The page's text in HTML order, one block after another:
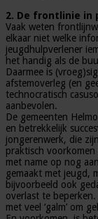
2. De frontlinie in
Vaak weten
elkaar niet welke
jeugdhulpverlener
het handig als de
Daarmee is
afstemoverleg (en
technocratisch
aanbevolen.
De gemeenten
en betrekkelijk
jongerenwerk, die
praktisch
met name op nog
gemaakt met jeugd,
bijvoorbeeld ook
overlast te
met veel ‘galm’ om